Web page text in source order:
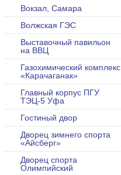
Вокзал, Самара
Волжская ГЭС
Выставочный павильон
на ВВЦ
Газохимический комплекс
«Карачаганак»
Главный корпус ПГУ
ТЭЦ-5 Уфа
Гостиный двор
Дворец зимнего спорта
«Айсберг»
Дворец спорта
Олимпийский